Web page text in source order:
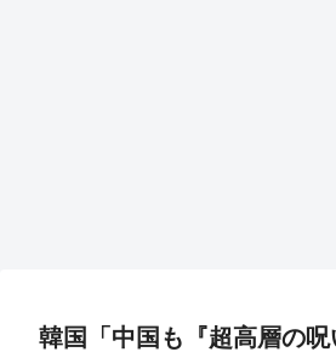
韓国「中国も『超高層の